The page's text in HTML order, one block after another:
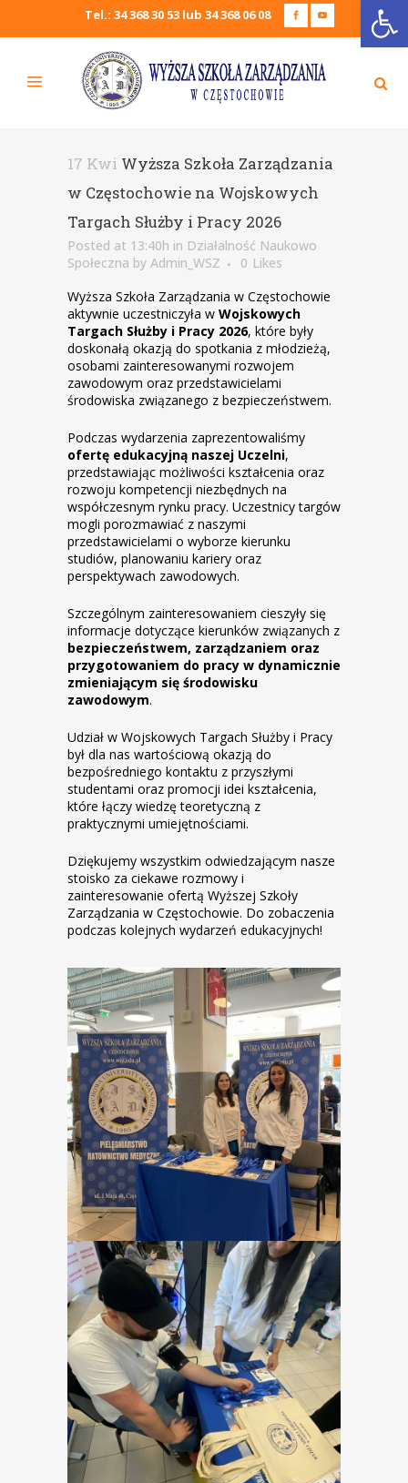
Tel.: 34 368 30 53 lub 34 368 06 08
17 Kwi Wyższa Szkoła Zarządzania
w Częstochowie na Wojskowych
Targach Służby i Pracy 2026
Posted at 13:40h in Działalność Naukowo
Społeczna by Admin_WSZ 0 Likes
Wyższa Szkoła Zarządzania w Częstochowie
aktywnie uczestniczyła w Wojskowych
Targach Służby i Pracy 2026, które były
doskonałą okazją do spotkania z młodzieżą,
osobami zainteresowanymi rozwojem
zawodowym oraz przedstawicielami
środowiska związanego z bezpieczeństwem.
Podczas wydarzenia zaprezentowaliśmy
ofertę edukacyjną naszej Uczelni,
przedstawiając możliwości kształcenia oraz
rozwoju kompetencji niezbędnych na
współczesnym rynku pracy. Uczestnicy targów
mogli porozmawiać z naszymi
przedstawicielami o wyborze kierunku
studiów, planowaniu kariery oraz
perspektywach zawodowych.
Szczególnym zainteresowaniem cieszyły się
informacje dotyczące kierunków związanych z
bezpieczeństwem, zarządzaniem oraz
przygotowaniem do pracy w dynamicznie
zmieniającym się środowisku
zawodowym.
Udział w Wojskowych Targach Służby i Pracy
był dla nas wartościową okazją do
bezpośredniego kontaktu z przyszłymi
studentami oraz promocji idei kształcenia,
które łączy wiedzę teoretyczną z
praktycznymi umiejętnościami.
Dziękujemy wszystkim odwiedzającym nasze
stoisko za ciekawe rozmowy i
zainteresowanie ofertą Wyższej Szkoły
Zarządzania w Częstochowie. Do zobaczenia
podczas kolejnych wydarzeń edukacyjnych!